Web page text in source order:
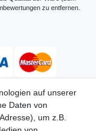
zu entfernen.
auf unserer
Daten von
um z.B.